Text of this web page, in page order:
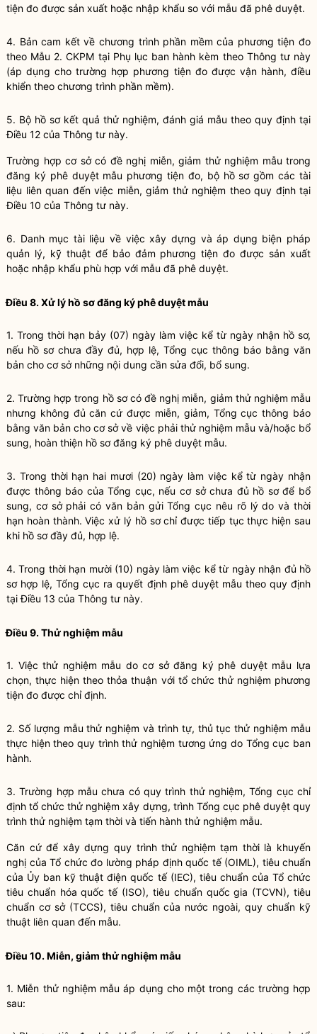
tiện đo được sản xuất hoặc nhập khẩu so với mẫu đã phê duyệt.
4. Bản cam kết về chương trình phần mềm của phương tiện đo
theo Mẫu 2. CKPM tại Phụ lục ban hành kèm theo Thông tư này
(áp dụng cho trường hợp phương tiện đo được vận hành, điều
khiển theo chương trình phần mềm).
5. Bộ hồ sơ kết quả thử nghiệm, đánh giá mẫu theo quy định tại
Điều 12 của Thông tư này.
Trường hợp cơ sở có đề nghị miễn, giảm thử nghiệm mẫu trong
đăng ký phê duyệt mẫu phương tiện đo, bộ hồ sơ gồm các tài
liệu liên quan đến việc miễn, giảm thử nghiệm theo quy định tại
Điều 10 của Thông tư này.
6. Danh mục tài liệu về việc xây dựng và áp dụng biện pháp
quản lý, kỹ thuật để bảo đảm phương tiện đo được sản xuất
hoặc nhập khẩu phù hợp với mẫu đã phê duyệt.
Điều 8. Xử lý hồ sơ đăng ký phê duyệt mẫu
1. Trong thời hạn bảy (07) ngày làm việc kể từ ngày nhận hồ sơ,
nếu hồ sơ chưa đầy đủ, hợp lệ, Tổng cục thông báo bằng văn
bản cho cơ sở những nội dung cần sửa đổi, bổ sung.
2.Trường hợp trong hồ sơ có đề nghị miễn, giảm thử nghiệm mẫu
nhưng không đủ căn cứ được miễn, giảm, Tổng cục thông báo
bằng văn bản cho cơ sở về việc phải thử nghiệm mẫu và/hoặc bổ
sung, hoàn thiện hồ sơ đăng ký phê duyệt mẫu.
3. Trong thời hạn hai mươi (20) ngày làm việc kể từ ngày nhận
được thông báo của Tổng cục, nếu cơ sở chưa đủ hồ sơ để bổ
sung, cơ sở phải có văn bản gửi Tổng cục nêu rõ lý do và thời
hạn hoàn thành. Việc xử lý hồ sơ chỉ được tiếp tục thực hiện sau
khi hồ sơ đầy đủ, hợp lệ.
4.Trong thời hạn mười (10) ngày làm việc kể từ ngày nhận đủ hồ
sơ hợp lệ, Tổng cục ra quyết định phê duyệt mẫu theo quy định
tại Điều 13 của Thông tư này.
Điều 9. Thử nghiệm mẫu
1. Việc thử nghiệm mẫu do cơ sở đăng ký phê duyệt mẫu lựa
chọn, thực hiện theo thỏa thuận với tổ chức thử nghiệm phương
tiện đo được chỉ định.
2. Số lượng mẫu thử nghiệm và trình tự, thủ tục thử nghiệm mẫu
thực hiện theo quy trình thử nghiệm tương ứng do Tổng cục ban
hành.
3.Trường hợp mẫu chưa có quy trình thử nghiệm, Tổng cục chỉ
định tổ chức thử nghiệm xây dựng, trình Tổng cục phê duyệt quy
trình thử nghiệm tạm thời và tiến hành thử nghiệm mẫu.
Căn cứ để xây dựng quy trình thử nghiệm tạm thời là khuyến
nghị của Tổ chức đo lường pháp định quốc tế (OIML), tiêu chuẩn
của Ủy ban kỹ thuật điện quốc tế (IEC), tiêu chuẩn của Tổ chức
tiêu chuẩn hóaquốc tế (ISO), tiêu chuẩn quốc gia (TCVN), tiêu
chuẩn cơ sở (TCCS), tiêu chuẩn của nước ngoài, quy chuẩn kỹ
thuật liên quan đến mẫu.
Điều 10. Miễn, giảm thử nghiệm mẫu
1. Miễn thử nghiệm mẫu áp dụng cho một trong các trường hợp
sau: